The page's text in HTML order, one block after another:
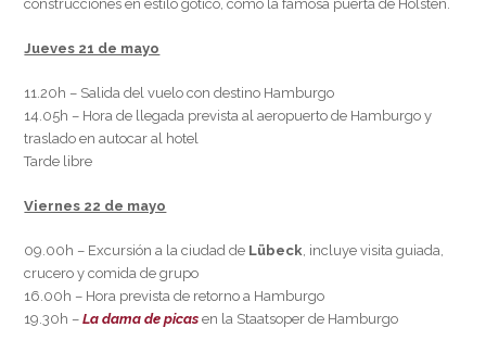
construcciones en estilo gótico, como la famosa puerta de Holsten.
Jueves 21 de mayo
11.20h – Salida del vuelo con destino Hamburgo
14.05h – Hora de llegada prevista al aeropuerto de Hamburgo y
traslado en autocar al hotel
Tarde libre
Viernes 22 de mayo
09.00h – Excursión a la ciudad de Lübeck , incluye visita guiada,
crucero y comida de grupo
16.00h – Hora prevista de retorno a Hamburgo
19.30h –La dama de picas en la Staatsoper de Hamburgo